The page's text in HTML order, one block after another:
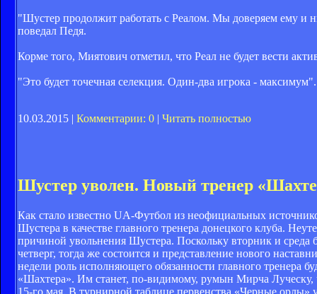
"Шустер продолжит работать с Реалом. Мы доверяем ему и
поведал Педя.
Корме того, Миятович отметил, что Реал не будет вести
"Это будет точечная селекция. Один-два игрока - максимум".
10.03.2015 | Комментарии: 0 | Читать полностью
Шустер уволен. Новый тренер
Как стало известно UA-Футбол из неофициальных
Шустера в качестве главного тренера донецкого клуба.
причиной увольнения Шустера. Поскольку вторник и
четверг, тогда же состоится и представление нового
недели роль исполняющего обязанности главного тренера
«Шахтера». Им станет, по-видимому, румын Мирча
15-го мая. В турнирной таблице первенства «Черные орлы»